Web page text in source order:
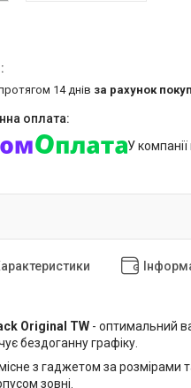
14 днів за рахунок
У
Original TW - оптимальний
бездоганну графіку.
з гаджетом за розмірами
зовні.